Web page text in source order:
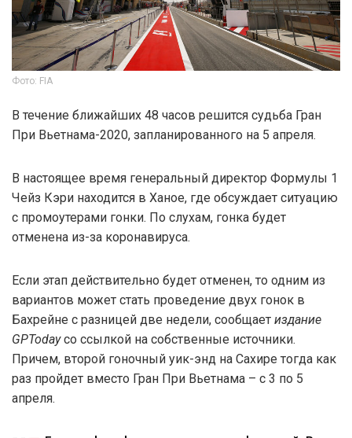
Фото: FIA
В течение ближайших 48 часов решится судьба Гран
При Вьетнама-2020, запланированного на 5 апреля.
В настоящее время генеральный директор Формулы 1
Чейз Кэри находится в Ханое, где обсуждает ситуацию
с промоутерами гонки. По слухам, гонка будет
отменена из-за коронавируса.
Если этап действительно будет отменен, то одним из
вариантов может стать проведение двух гонок в
Бахрейне с разницей две недели, сообщает издание
GPTodayсо ссылкой на собственные источники.
Причем, второй гоночный уик-энд на Сахире тогда как
раз пройдет вместо Гран При Вьетнама – с 3 по 5
апреля.